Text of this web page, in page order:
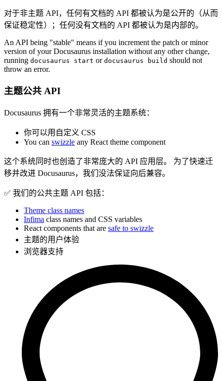
对于非主题 API，任何有文档的 API 都被认为是公开的（从而
保证稳定性）；任何没有文档的 API 都被认为是内部的。
An API being "stable" means if you increment the patch or minor
version of your Docusaurus installation without any other change,
running docusaurus start or docusaurus build should not
throw an error.
主题公共 API
Docusaurus 拥有一个非常灵活的主题系统：
你可以用自定义 CSS
You can swizzle any React theme component
这个系统同时也创造了非常庞大的 API 应用层。 为了快速迁
移并改进 Docusaurus，我们没法保证向后兼容。
✅ 我们的公共主题 API 包括：
Theme class names
Infima class names and CSS variables
React components that are safe to swizzle
主题的用户体验
浏览器支持